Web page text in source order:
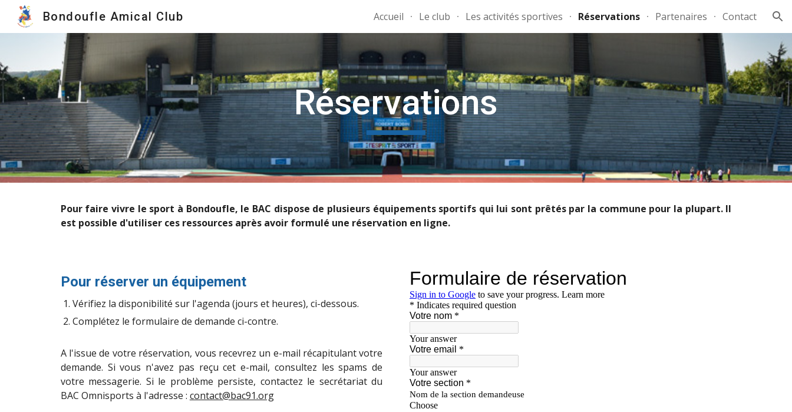
Skip to navigation
Bondoufle Amical Club Accueil Le club Les activités sportives Réservations Partenaires Contact
Réservations
Pour faire vivre le sport à Bondoufle, le BAC dispose de plusieurs équipements sportifs qui lui sont prêtés par la commune pour la plupart. Il
est possible d'utiliser ces ressources après avoir formulé une réservation en ligne.
Pour réserver un équipement
Vérifiez la disponibilité sur l'agenda (jours et heures), ci-dessous.
Complétez le formulaire de demande ci-contre.
A l'issue de votre réservation, vous recevrez un e-mail récapitulant votre
demande. Si vous n'avez pas reçu cet e-mail, consultez les spams de
votre messagerie. Si le problème persiste, contactez le secrétariat du
BAC Omnisports à l'adresse : contact@bac91.org